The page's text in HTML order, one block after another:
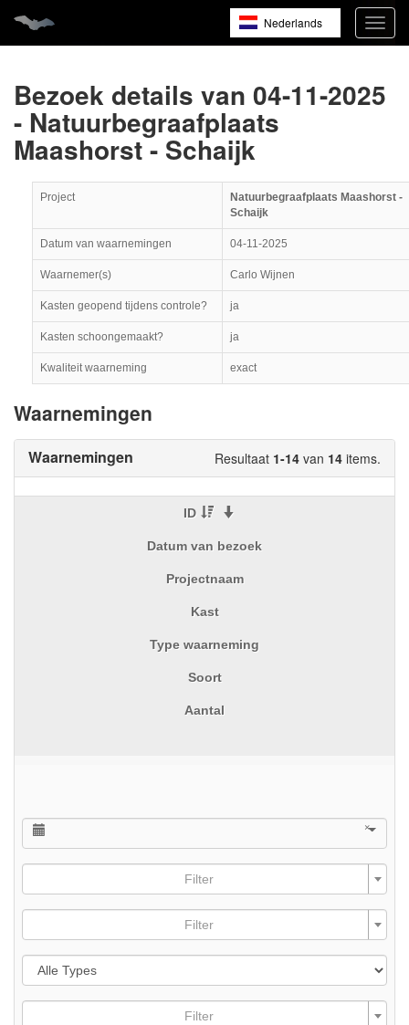
Nederlands
Bezoek details van 04-11-2025
- Natuurbegraafplaats
Maashorst - Schaijk
Project
Natuurbegraafplaats Maashorst -
Schaijk
Datum van waarnemingen 04-11-2025
Waarnemer(s) Carlo Wijnen
Kasten geopend tijdens controle? ja
Kasten schoongemaakt? ja
Kwaliteit waarneming exact
Waarnemingen
Resultaat 1-14 van 14 items.
Waarnemingen
ID
Datum van bezoek
Projectnaam
Kast
Type waarneming
Soort
Aantal
×
Filter
Filter
Filter